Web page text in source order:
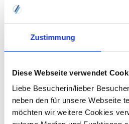
Zustimmung
Diese Webseite verwendet
Liebe Besucherin/lieber
neben den für unsere Webseite
möchten wir weitere Cookies